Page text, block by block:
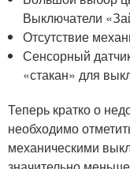
Выключатели
Отсутствие
Сенсорный
«стакан» для
Теперь кратко о
необходимо
механическими